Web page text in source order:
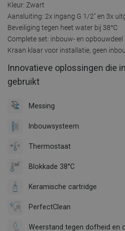
Kleur: Zwart
Aansluiting: 2x ingang G 1/2" en 3x
Beveiliging tegen heet water bij 38°C
Complete set: inbouw- en opbouwdeel
Kraan klaar voor installatie, geen
Innovatieve oplossingen die
gebruikt
Messing
Inbouwsysteem
Thermostaat
Blokkade 38°C
Keramische cartridge
PerfectClean
Weerstand tegen dofheid en